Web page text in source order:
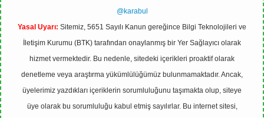
@karabul
Yasal Uyarı: Sitemiz, 5651 Sayılı Kanun gereğince Bilgi Teknolojileri ve
İletişim Kurumu (BTK) tarafından onaylanmış bir Yer Sağlayıcı olarak
hizmet vermektedir. Bu nedenle, sitedeki içerikleri proaktif olarak
denetleme veya araştırma yükümlülüğümüz bulunmamaktadır. Ancak,
üyelerimiz yazdıkları içeriklerin sorumluluğunu taşımakta olup, siteye
üye olarak bu sorumluluğu kabul etmiş sayılırlar. Bu internet sitesi,